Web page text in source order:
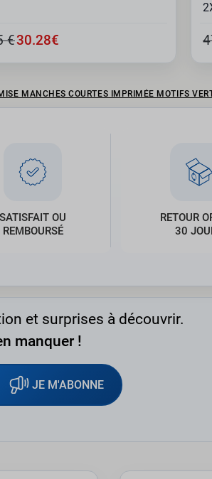
€30.28€
MANCHES COURTES IMPRIMÉE MOTIFS
SATISFAIT OU
REMBOURSÉ
RETOUR
30
et surprises à découvrir.
manquer !
JE M'ABONNE